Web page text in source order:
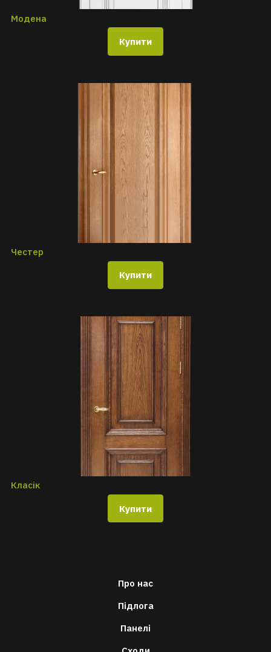
Модена
Купити
Честер
Купити
Класік
Купити
Про нас
Підлога
Панелі